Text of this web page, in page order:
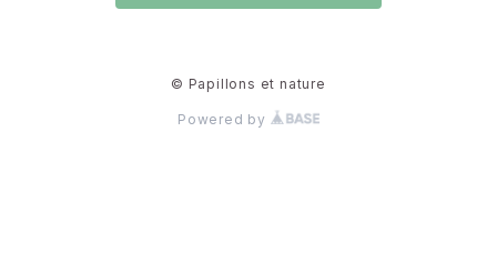
© Papillons et nature
Powered by